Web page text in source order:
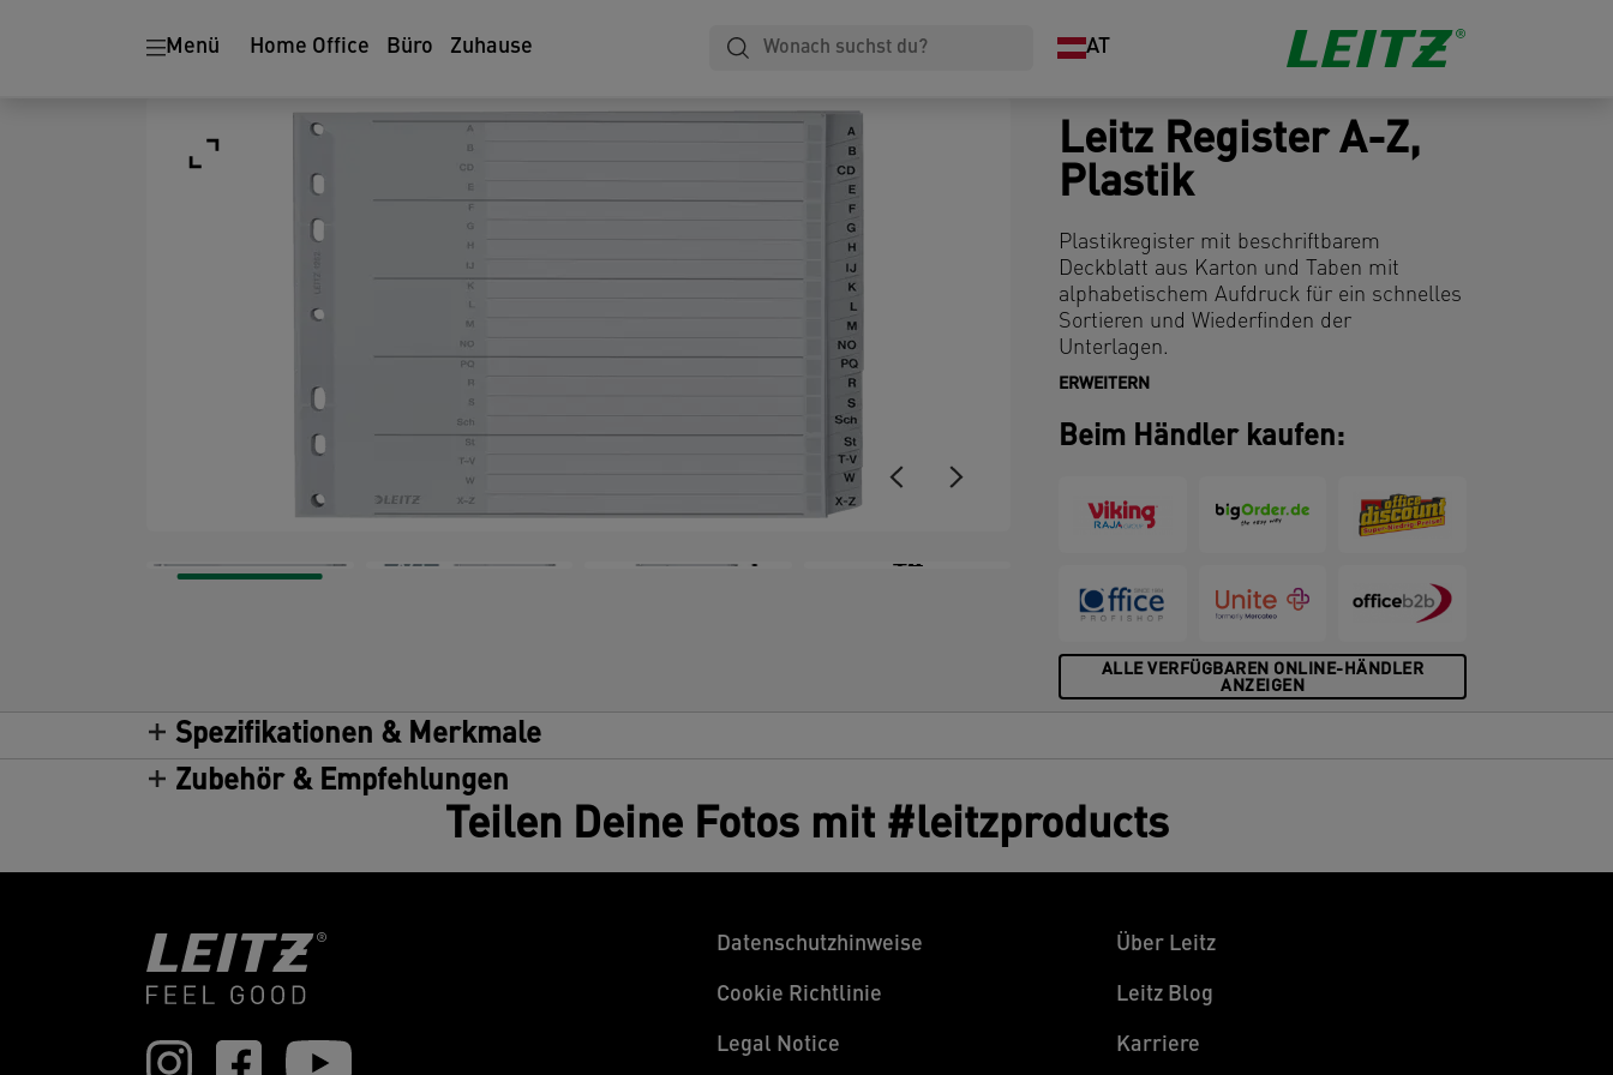
Menü Home Office Büro Zuhause AT
+4
Leitz Register A-Z,
Plastik
Plastikregister mit beschriftbarem
Deckblatt aus Karton und Taben mit
alphabetischem Aufdruck für ein schnelles
Sortieren und Wiederfinden der
Unterlagen.
ERWEITERN
Beim Händler kaufen:
ALLE VERFÜGBAREN ONLINE-HÄNDLER
ANZEIGEN
Spezifikationen & Merkmale
Zubehör & Empfehlungen
Teilen Deine Fotos mit #leitzproducts
Datenschutzhinweise
Cookie Richtlinie
Legal Notice
Über Leitz
Leitz Blog
Karriere